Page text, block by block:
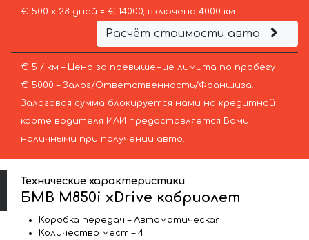
€ 500 х 28 дней = € 14000, включено 4000 км
Расчёт стоимости авто
€ 5 / км – Цена за превышение лимита по пробегу
€ 5000 – Залог/Ответственность/Франшиза.
Залоговая сумма блокируется нами на кредитной
карте водителя ИЛИ предоставляется Вами
наличными при получении авто.
Технические характеристики
БМВ M850i xDrive кабриолет
Коробка передач – Автоматическая
Количество мест – 4